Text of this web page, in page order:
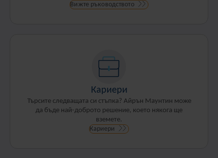
Вижте ръководството
Кариери
Търсите следващата си стъпка? Айрън Маунтин може
да бъде най-доброто решение, което някога ще
вземете.
Кариери